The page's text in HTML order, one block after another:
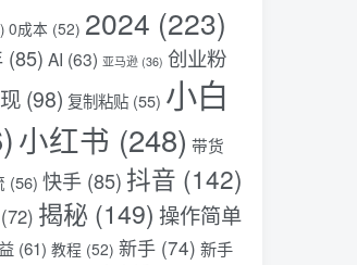
0成本 (52) 2024 (223)
(85) AI (63) 亚马逊 (36) 创业粉
(98) 复制粘贴 (55) 小白
小红书 (248) 带货
(56) 快手 (85) 抖音 (142)
(72) 揭秘 (149) 操作简单
(61) 教程 (52) 新手 (74) 新手